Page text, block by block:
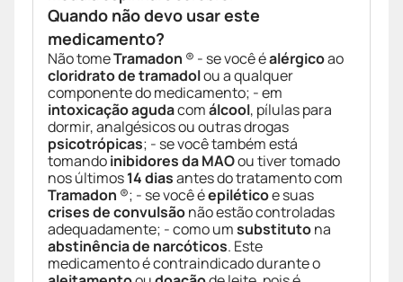
Quando não devo usar este
medicamento?
Não tomeTramadon ® - se você éalérgicoao
cloridrato de tramadolou a qualquer
componente do medicamento; - em
intoxicação agudacomálcool, pílulas para
dormir, analgésicos ou outras drogas
psicotrópicas; - se você também está
tomandoinibidores da MAOou tiver tomado
nos últimos14 diasantes do tratamento com
Tramadon ®; - se você éepiléticoe suas
crises de convulsãonão estão controladas
adequadamente; - como umsubstitutona
abstinência de narcóticos. Este
medicamento é contraindicado durante o